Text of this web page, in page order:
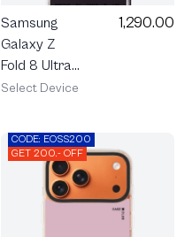
Samsung
Galaxy Z
Fold 8 Ultra
Clear
maison
KEEPS The
Fundamental
1,290.00
Select Device
CODE: EOSS200
GET 200.- OFF